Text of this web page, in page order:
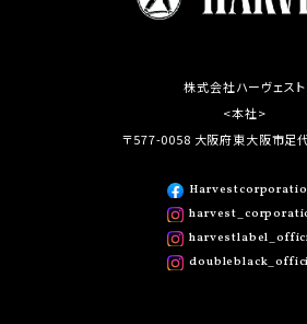
株式会社ハーヴェスト
<本社>
〒577-0058 大阪府東大阪市足